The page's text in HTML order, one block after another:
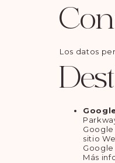
Los datos
sitio
Google
Más